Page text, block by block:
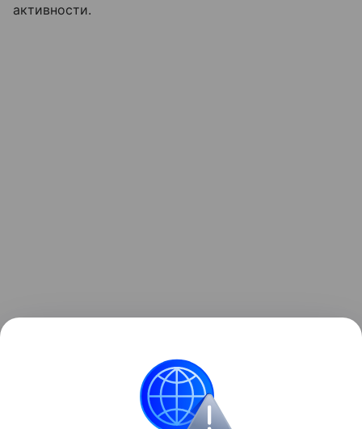
активности.
на видео мощный выброс плазмы из Солнца